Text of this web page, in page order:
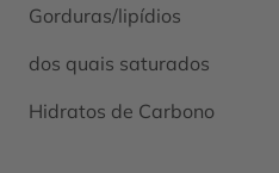
Gorduras/lipídios
dos quais saturados
Hidratos de Carbono